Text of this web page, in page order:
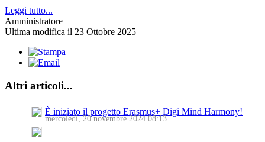
Leggi tutto...
Amministratore
Ultima modifica il 23 Ottobre 2025
Altri articoli...
È iniziato il progetto Erasmus+ Digi Mind Harmony!
mercoledì, 20 novembre 2024 08:13